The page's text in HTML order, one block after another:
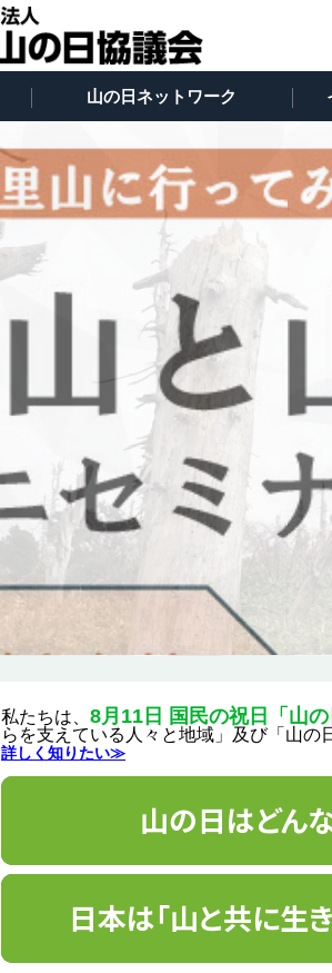
山の日ネットワーク
私たちは、 8月11日 国民の祝日「山の
らを支えている人々と地域」及び「山の
詳しく知りたい≫
山の日はどん
日本は「山と共に生